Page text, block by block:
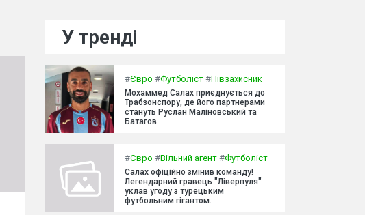
У тренді
#Євро #Футболіст #Півзахисник
Мохаммед Салах приєднується до
Трабзонспору, де його партнерами
стануть Руслан Маліновський та
Батагов.
#Євро #Вільний агент #Футболіст
Салах офіційно змінив команду!
Легендарний гравець "Ліверпуля"
уклав угоду з турецьким
футбольним гігантом.